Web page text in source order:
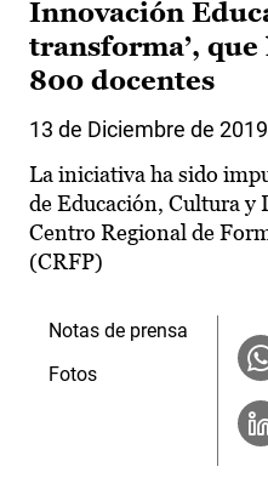
Innovación
transforma’, que
800 docentes
13 de Diciembre de 2019
La iniciativa ha sido
de Educación, Cultura y
Centro Regional de
(CRFP)
Notas de prensa
Fotos